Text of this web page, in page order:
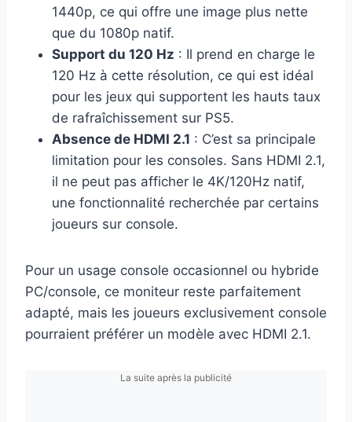
1440p, ce qui offre une image plus nette
que du 1080p natif.
Support du 120 Hz : Il prend en charge le
120 Hz à cette résolution, ce qui est idéal
pour les jeux qui supportent les hauts taux
de rafraîchissement sur PS5.
Absence de HDMI 2.1 : C’est sa principale
limitation pour les consoles. Sans HDMI 2.1,
il ne peut pas afficher le 4K/120Hz natif,
une fonctionnalité recherchée par certains
joueurs sur console.
Pour un usage console occasionnel ou hybride
PC/console, ce moniteur reste parfaitement
adapté, mais les joueurs exclusivement console
pourraient préférer un modèle avec HDMI 2.1.
La suite après la publicité